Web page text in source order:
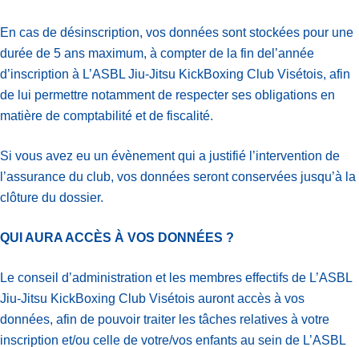
En cas de désinscription, vos données sont stockées pour une
durée de 5 ans maximum, à compter de la fin del’année
d’inscription à L’ASBL Jiu-Jitsu KickBoxing Club Visétois, afin
de lui permettre notamment de respecter ses obligations en
matière de comptabilité et de fiscalité.
Si vous avez eu un évènement qui a justifié l’intervention de
l’assurance du club, vos données seront conservées jusqu’à la
clôture du dossier.
QUI AURA ACCÈS À VOS DONNÉES ?
Le conseil d’administration et les membres effectifs de L’ASBL
Jiu-Jitsu KickBoxing Club Visétois auront accès à vos
données, afin de pouvoir traiter les tâches relatives à votre
inscription et/ou celle de votre/vos enfants au sein de L’ASBL